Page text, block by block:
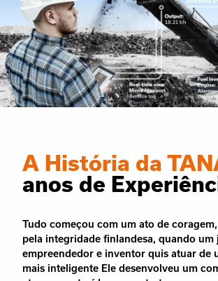
A História da
anos de
Tudo começou com um ato de
pela integridade finlandesa, quando um
empreendedor e inventor quis atuar de
mais inteligente Ele desenvolveu um